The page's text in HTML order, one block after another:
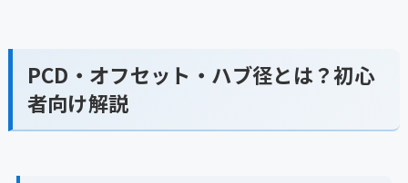
PCD・オフセット・ハブ径とは？初心
者向け解説